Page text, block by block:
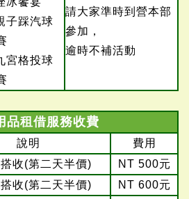
子踩汽球
宮格投球
請大家準時到營本部
參加，
逾時不補活動
品租借服務收費
說明
費用
收(第二天半價)
NT 500元
收(第二天半價)
NT 600元